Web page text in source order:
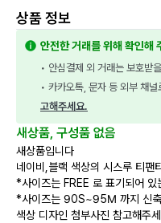
상품 정보
안전한 거래를 위해 확인해
• 안심결제 외 거래는 보호받
• 카카오톡, 문자 등 외부 채
고해주세요.
새상품, 구성품 없음
새상품입니다
네이비,블랙 색상의 시스루 티팬
*사이즈는 FREE 로 표기되어 있
*사이즈는 90S~95M 까지 신
색상 디자인 첨부사진 참고해주